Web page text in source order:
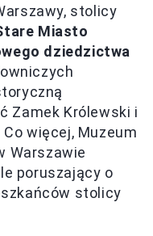
stolicy
Miasto
dziedzictwa
Zamek Królewski i
więcej, Muzeum
Warszawie
poruszający o
stolicy